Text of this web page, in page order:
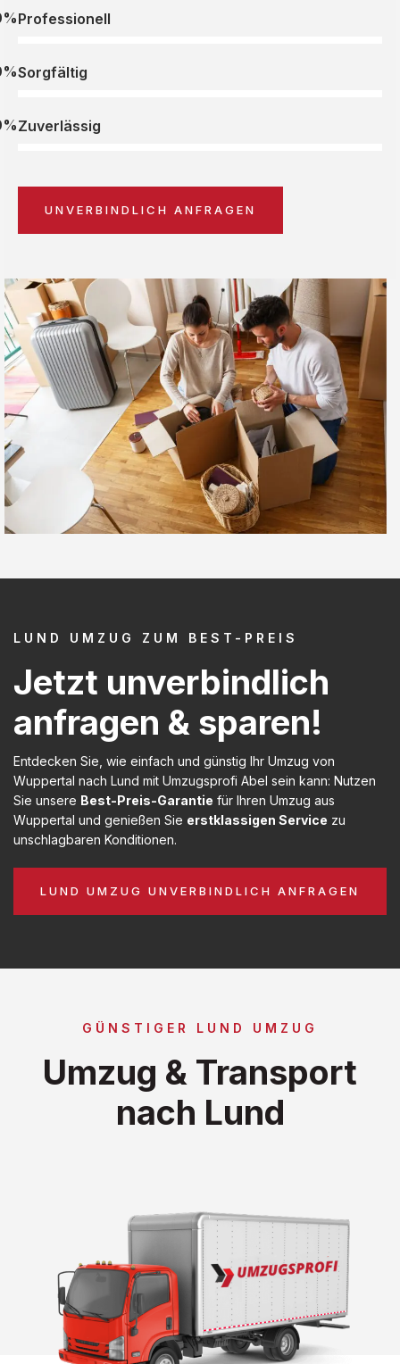
Professionell
Sorgfältig
Zuverlässig
UNVERBINDLICH ANFRAGEN
LUND UMZUG ZUM BEST-PREIS
Jetzt unverbindlich
anfragen & sparen!
Entdecken Sie, wie einfach und günstig Ihr Umzug von
Wuppertal nach Lund mit Umzugsprofi Abel sein kann: Nutzen
Sie unsere Best-Preis-Garantie für Ihren Umzug aus
Wuppertal und genießen Sie erstklassigen Service zu
unschlagbaren Konditionen.
LUND UMZUG UNVERBINDLICH ANFRAGEN
GÜNSTIGER LUND UMZUG
Umzug & Transport
nach Lund